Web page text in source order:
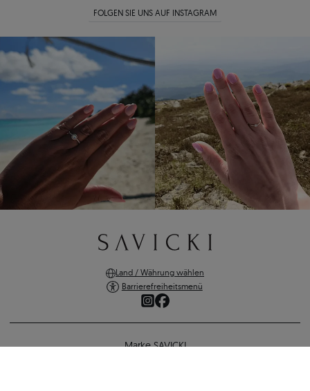
FOLGEN SIE UNS AUF INSTAGRAM
Land / Währung wählen
Barrierefreiheitsmenü
Marke SAVICKI